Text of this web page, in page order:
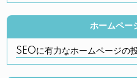
ホームペー
SEOに有力なホームページ